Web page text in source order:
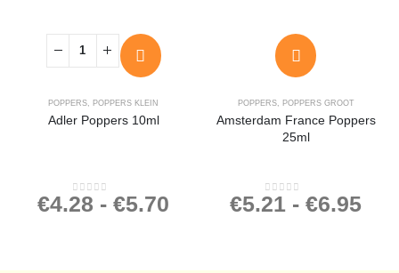
POPPERS POPPERS KLEIN
Adler Poppers 10ml
0out of 5
€4.28 - €5.70
POPPERS, POPPERS GROOT
Amsterdam France Poppers
25ml
0out of 5
€5.21 - €6.95